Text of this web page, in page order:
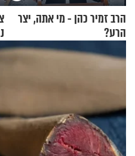
הרב זמיר כהן - מי אתה, יצר
הרע?